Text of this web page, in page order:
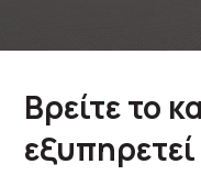
Βρείτε το
εξυπηρετεί